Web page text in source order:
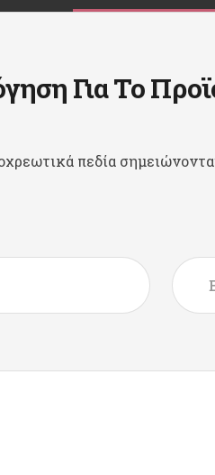
Για Το
πεδία